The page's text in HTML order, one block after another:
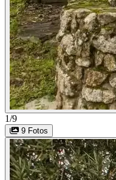
1/9
9 Fotos